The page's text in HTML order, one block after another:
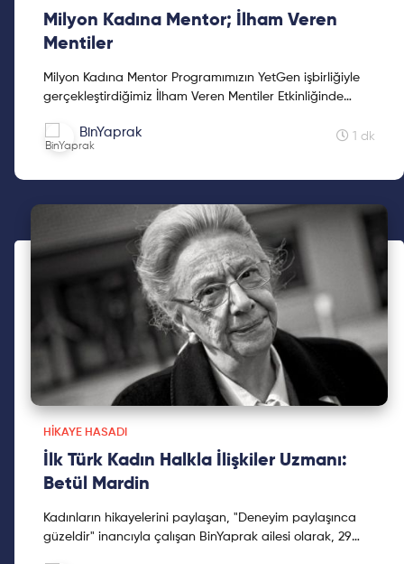
Milyon Kadına Mentor; İlham Veren
Mentiler
Milyon Kadına Mentor Programımızın YetGen işbirliğiyle
gerçekleştirdiğimiz İlham Veren Mentiler Etkinliğinde
BinYaprak 1 dk
HIKAYE HASADI
İlk Türk Kadın Halkla İlişkiler Uzmanı:
Betül Mardin
Kadınların hikayelerini paylaşan, "Deneyim paylaşınca
güzeldir" inancıyla çalışan BinYaprak ailesi olarak, 29